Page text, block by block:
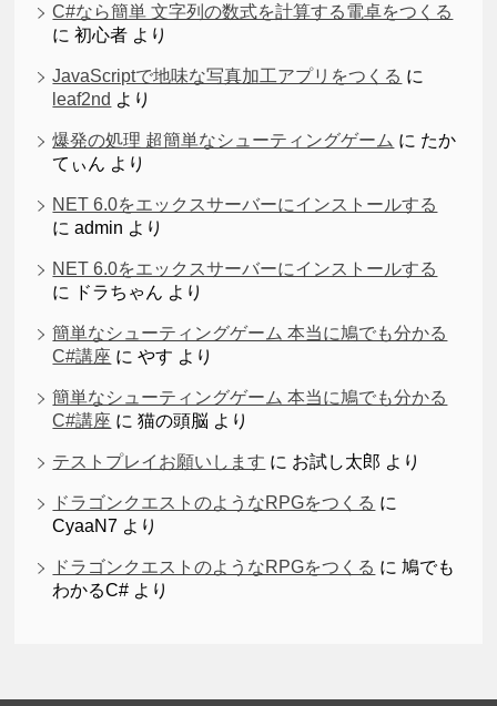
C#なら簡単 文字列の数式を計算する電卓をつくる
に初心者 より
JavaScriptで地味な写真加工アプリをつくる に
leaf2nd より
爆発の処理 超簡単なシューティングゲーム に たか
てぃん より
NET 6.0をエックスサーバーにインストールする
にadmin より
NET 6.0をエックスサーバーにインストールする
に
ドラちゃん より
簡単なシューティングゲーム 本当に鳩でも分かる
C#講座 にやす より
簡単なシューティングゲーム 本当に鳩でも分かる
C#講座 に猫の頭脳 より
テストプレイお願いします に お試し太郎 より
ドラゴンクエストのようなRPGをつくる に
CyaaN7 より
ドラゴンクエストのようなRPGをつくる に鳩でも
わかるC# より